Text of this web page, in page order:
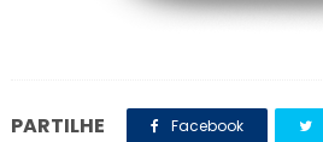
PARTILHE Facebook